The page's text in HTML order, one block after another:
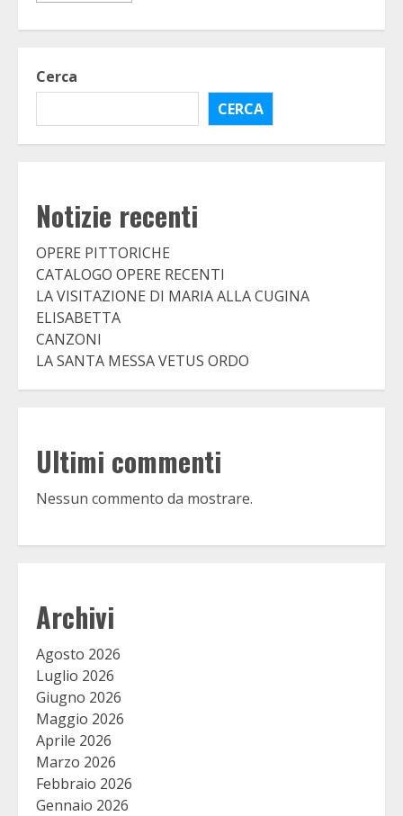
Cerca
CERCA
Notizie recenti
OPERE PITTORICHE
CATALOGO OPERE RECENTI
LA VISITAZIONE DI MARIA ALLA CUGINA
ELISABETTA
CANZONI
LA SANTA MESSA VETUS ORDO
Ultimi commenti
Nessun commento da mostrare.
Archivi
Agosto 2026
Luglio 2026
Giugno 2026
Maggio 2026
Aprile 2026
Marzo 2026
Febbraio 2026
Gennaio 2026